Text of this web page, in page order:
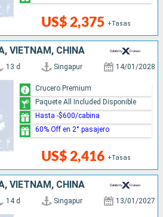
US$ 2,375 +Tasas
VIETNAM, CHINA
13 d Singapur 14/01/2028
US$ 2,416 +Tasas
Crucero Premium
Paquete All Included Disponible
Hasta -$600/cabina
60% Off en 2° pasajero
VIETNAM, CHINA
14 d Singapur 13/01/2027